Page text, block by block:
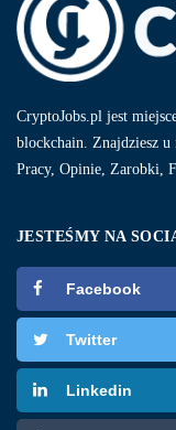
CryptoJobs.pl jest
blockchain. Znajdziesz u
Pracy, Opinie, Zarobki,
JESTEŚMY NA
Facebook
Twitter
Linkedin